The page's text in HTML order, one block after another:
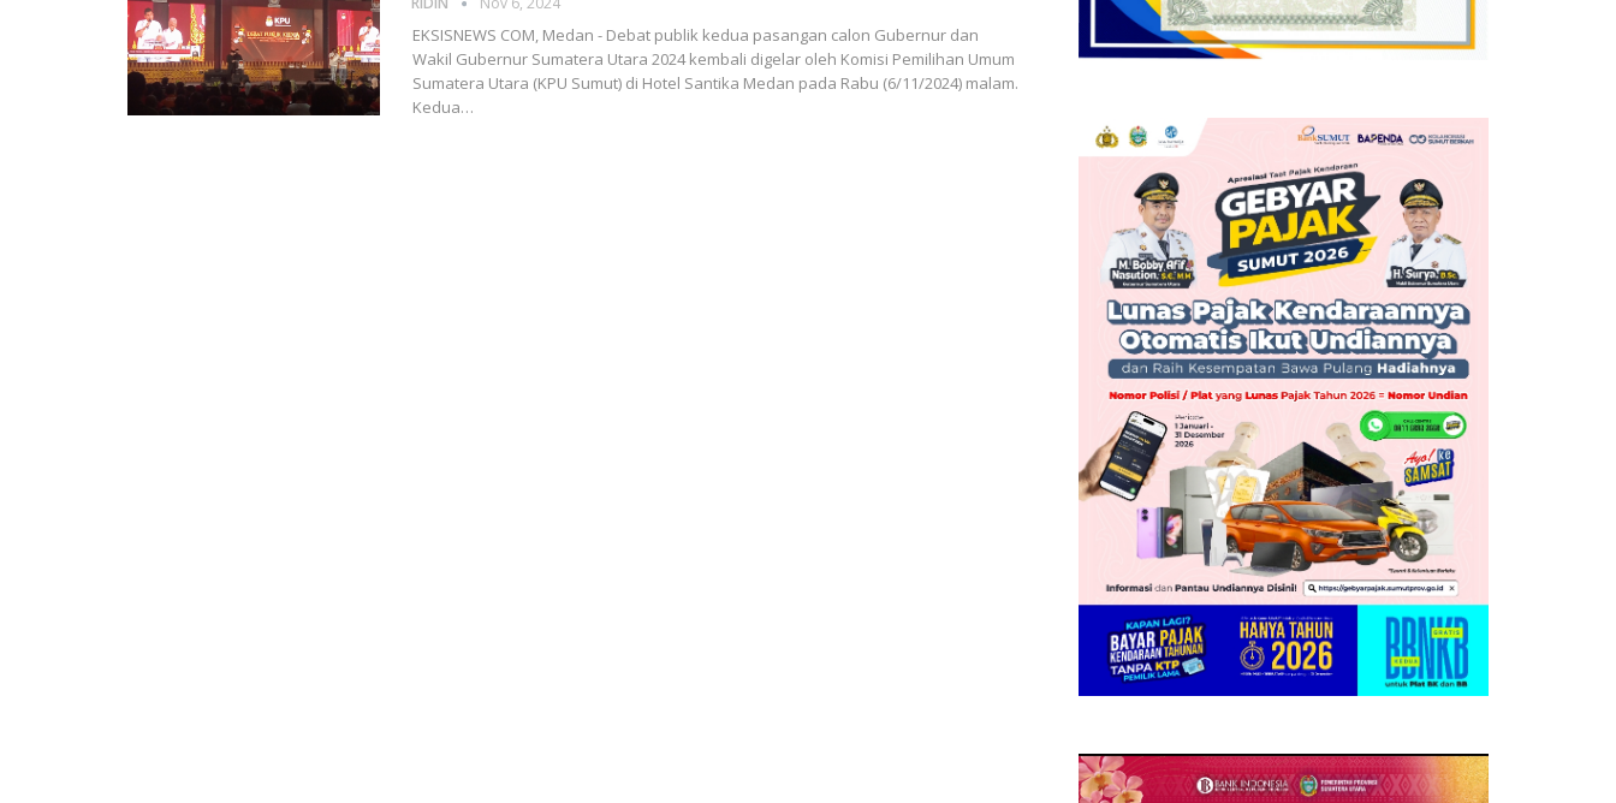
EKSISNEWS COM, Medan - Debat publik kedua pasangan calon Gubernur dan
Wakil Gubernur Sumatera Utara 2024 kembali digelar oleh Komisi Pemilihan Umum
Sumatera Utara (KPU Sumut) di Hotel Santika Medan pada Rabu (6/11/2024) malam.
Kedua…